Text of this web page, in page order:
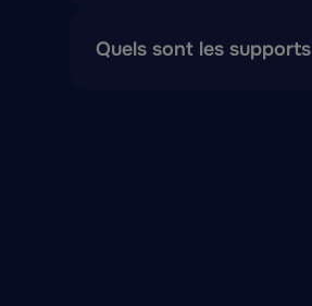
Quels sont les